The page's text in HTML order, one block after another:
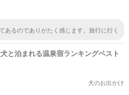
あるのでありがたく感じます。旅行に行く
たので、次に行く際は、この記事で一つ一
。
犬と泊まれる温泉宿ランキングベスト
犬のお出かけ